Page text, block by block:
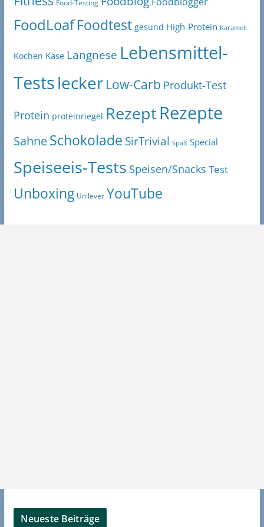
Food-Testing
FoodLoaf Foodtest gesund High-Protein Karamell
Kochen Käse Langnese Lebensmittel-
Testslecker Low-Carb Produkt-Test
Protein proteinriegel RezeptRezepte
SahneSchokolade SirTrivial Spaß Special
Speiseeis-Tests Speisen/Snacks Test
Unboxing Unilever YouTube
Neueste Beiträge